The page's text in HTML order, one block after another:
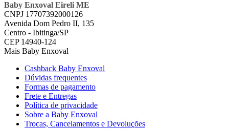
Baby Enxoval Eireli ME
CNPJ 17707392000126
Avenida Dom Pedro II, 135
Centro - Ibitinga/SP
CEP 14940-124
Mais Baby Enxoval
Cashback Baby Enxoval
Dúvidas frequentes
Formas de pagamento
Frete e Entregas
Política de privacidade
Sobre a Baby Enxoval
Trocas, Cancelamentos e Devoluções